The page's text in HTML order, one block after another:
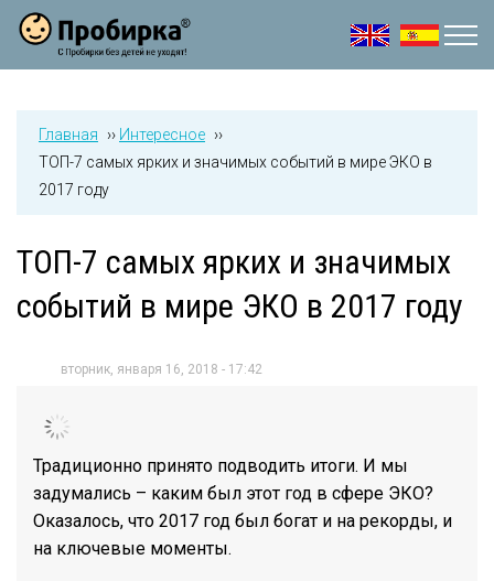
Jump to navigation
Главная ›› Интересное ››
ТОП-7 самых ярких и значимых событий в мире ЭКО в
2017 году
ТОП-7 самых ярких и значимых
событий в мире ЭКО в 2017 году
вторник, января 16, 2018 - 17:42
Традиционно принято подводить итоги. И мы
задумались – каким был этот год в сфере ЭКО?
Оказалось, что 2017 год был богат и на рекорды, и
на ключевые моменты.